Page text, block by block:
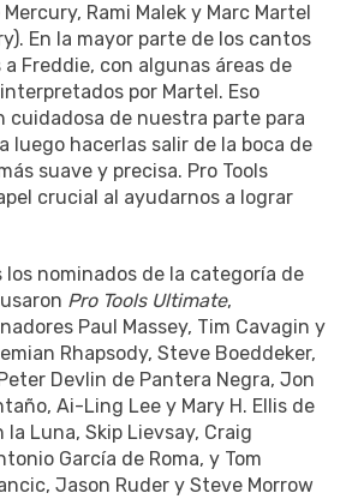
Rami Malek y Marc Martel
En la mayor parte de los cantos
Freddie, con algunas áreas de
por Martel. Eso
cuidadosa de nuestra parte para
luego hacerlas salir de la boca de
suave y precisa. Pro Tools
crucial al ayudarnos a lograr
los nominados de la categoría de
usaron Pro Tools Ultimate,
Paul Massey, Tim Cavagin y
Rhapsody, Steve Boeddeker,
Devlin de Pantera Negra, Jon
Ai-Ling Lee y Mary H. Ellis de
la Luna, Skip Lievsay, Craig
García de Roma, y Tom
Jason Ruder y Steve Morrow